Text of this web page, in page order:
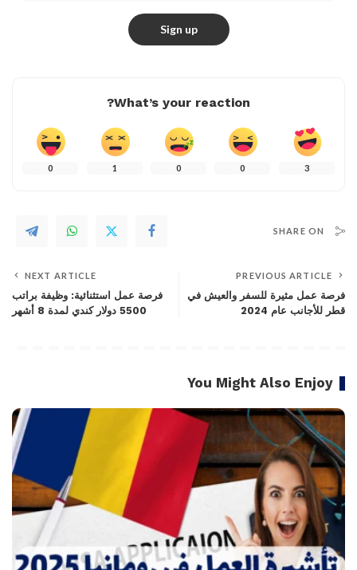
What’s your reaction?
3
0
0
1
0
SHARE ON
PREVIOUS ARTICLE
فرصة عمل مثيرة للسفر والعيش في
قطر للأجانب عام 2024
NEXT ARTICLE
فرصة عمل استثنائية: وظيفة براتب
5500 دولار كندي لمدة 8 أشهر
You Might Also Enjoy